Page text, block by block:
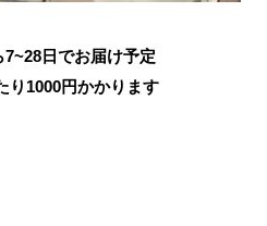
日でお届け予定
り 1000円かかります